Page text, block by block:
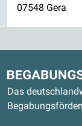
07548 Gera
Begabungslotse
Das